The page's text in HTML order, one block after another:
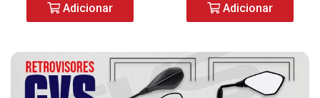
Adicionar Adicionar